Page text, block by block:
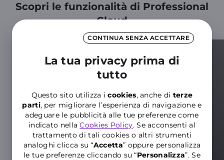
CONTINUA SENZA ACCETTARE
La tua privacy prima di
tutto
Questo sito utilizza icookies, anche di terze
parti, per migliorare l’esperienza di navigazione e
adeguare le pubblicità alle tue preferenze come
indicato nellaCookies Policy. Se acconsenti al
trattamento di tali cookies o altri strumenti
analoghi clicca su “Accetta” oppure personalizza
le tue preferenze cliccando su “Personalizza”. Se
Scopri le funzionalità di Professional
Cloud